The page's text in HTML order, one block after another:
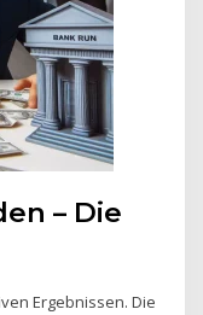
– Die
Ergebnissen. Die